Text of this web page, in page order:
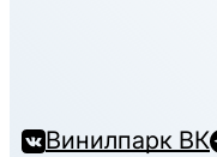
Винилпарк ВК